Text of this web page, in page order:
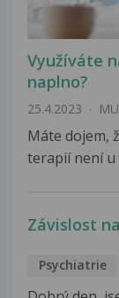
Využíváte
naplno?
25.4.2023
Máte dojem,
terapií není u
Závislost
Psychiatrie